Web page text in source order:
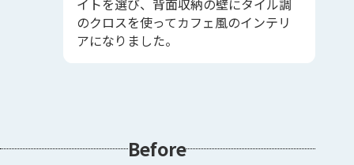
イトを選び、背面収納の壁にタイル調
のクロスを使ってカフェ風のインテリ
アになりました。
Before